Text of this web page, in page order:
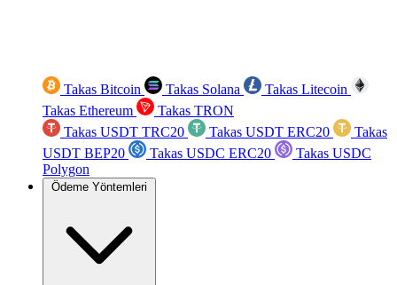
Takas Bitcoin Takas Solana
Takas Litecoin
Takas Ethereum
Takas TRON
Takas USDT TRC20
Takas USDT ERC20
Takas
USDT BEP20
Takas USDC ERC20
Takas USDC
Polygon
Ödeme Yöntemleri